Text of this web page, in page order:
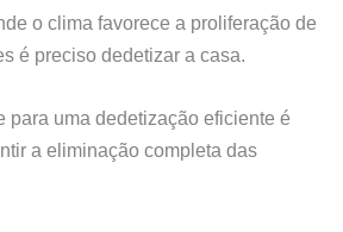
o clima favorece a proliferação de
é preciso dedetizar a casa.
para uma dedetização eficiente é
a eliminação completa das